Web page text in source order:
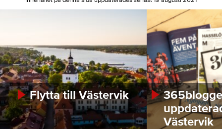
Flytta till Västervik
Västervik